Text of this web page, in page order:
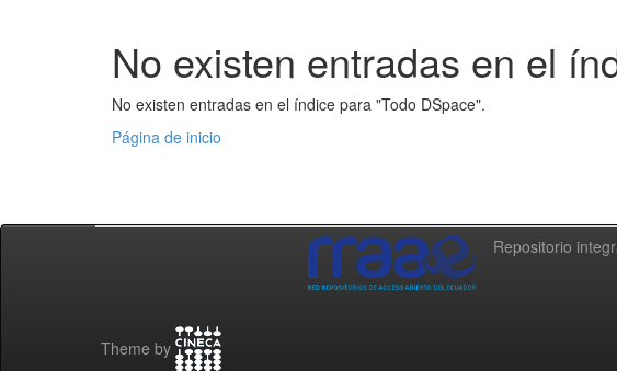
No existen entradas en el
No existen entradas en el índice para "Todo DSpace".
Página de inicio
Repositorio
Theme by